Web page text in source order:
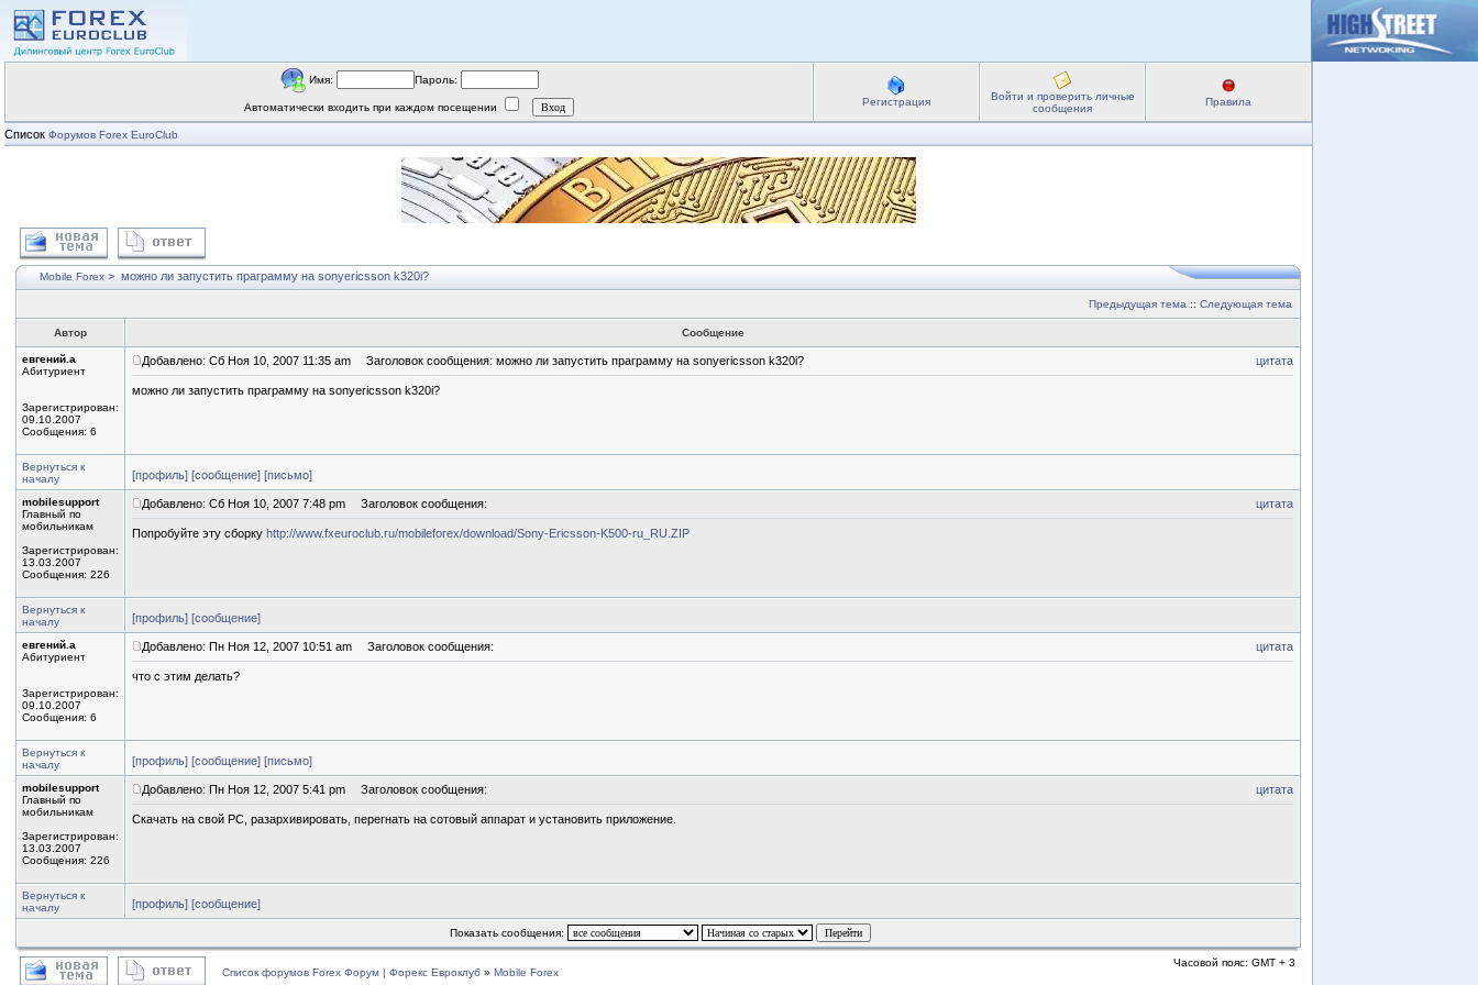
Имя: Пароль:
Автоматически входить при каждом посещении Регистрация
Войти и проверить личные
сообщения
Правила
Список Форумов Forex EuroClub
Mobile Forex > можно ли запустить праграмму на sonyericsson k320i?
Предыдущая тема :: Следующая тема
Автор Сообщение
евгений.а
Абитуриент
Зарегистрирован:
09.10.2007
Сообщения: 6
Добавлено: Сб Ноя 10, 2007 11:35 am Заголовок сообщения: можно ли запустить праграмму на sonyericsson k320i? цитата
можно ли запустить праграмму на sonyericsson k320i?
Вернуться к
началу
[профиль] [сообщение] [письмо]
mobilesupport
Главный по
мобильникам
Зарегистрирован:
13.03.2007
Сообщения: 226
Добавлено: Сб Ноя 10, 2007 7:48 pm Заголовок сообщения: цитата
Попробуйте эту сборку http://www.fxeuroclub.ru/mobileforex/download/Sony-Ericsson-K500-ru_RU.ZIP
Вернуться к
началу
[профиль] [сообщение]
евгений.а
Абитуриент
Зарегистрирован:
09.10.2007
Сообщения: 6
Добавлено: Пн Ноя 12, 2007 10:51 am Заголовок сообщения: цитата
что с этим делать?
Вернуться к
началу
[профиль] [сообщение] [письмо]
mobilesupport
Главный по
мобильникам
Зарегистрирован:
13.03.2007
Сообщения: 226
Добавлено: Пн Ноя 12, 2007 5:41 pm Заголовок сообщения: цитата
Скачать на свой PC, разархивировать, перегнать на сотовый аппарат и установить приложение.
Вернуться к
началу
[профиль] [сообщение]
Показать сообщения:
Список форумов Forex Форум | Форекс Евроклуб » Mobile Forex
Часовой пояс: GMT + 3